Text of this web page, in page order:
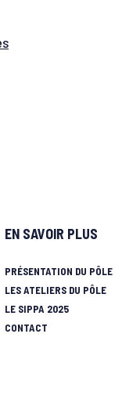
EN SAVOIR PLUS
PRÉSENTATION DU PÔLE
LES ATELIERS DU PÔLE
LE SIPPA 2025
CONTACT